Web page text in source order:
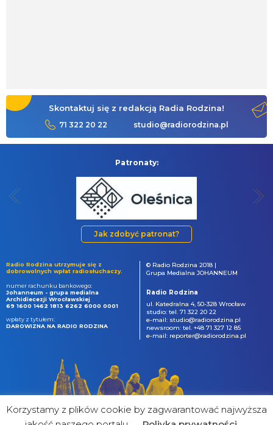
Skontaktuj się z redakcją Radia Rodzina!
71 322 20 22 studio@radiorodzina.pl
Patronaty:
Jak zdobyć patronat?
Radio Rodzina utrzymuje się z
dobrowolnych wpłat radiosłuchaczy.
numer rachunku bankowego:
Johanneum - grupa medialna
Archidiecezji Wrocławskiej
69 1600 1462 1813 6262 6000 0001
wpłaty z tytułem:
DAROWIZNA NA RADIO RODZINA
© Radio Rodzina 2018 |
Grupa Medialna JOHANNEUM
Radio Rodzina
ul. Katedralna 4, 50-328 Wrocław
studio: tel. 71 322 20 22
e-mail: studio@radiorodzina.pl
newsroom: tel. +48 71 327 12 85
e-mail: reporter@radiorodzina.pl
Korzystamy z plików cookie by zagwarantować najwyższa